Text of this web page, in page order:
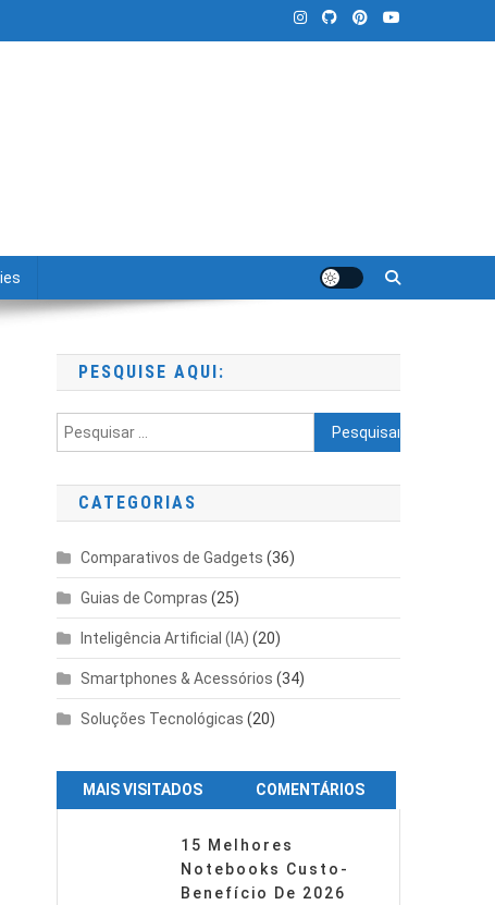
PESQUISE AQUI:
Pesquisar
por:
CATEGORIAS
Comparativos de Gadgets (36)
Guias de Compras (25)
Inteligência Artificial (IA) (20)
Smartphones & Acessórios (34)
Soluções Tecnológicas (20)
MAIS VISITADOS COMENTÁRIOS
15 Melhores
Notebooks Custo-
Benefício De 2026